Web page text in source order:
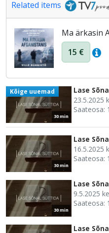
Related items
Ma ärkasin
15 €
30 min
Kõige uuemad Lase
23.5.2025
Saateosa:
30 min
Lase
16.5.2025
Saateosa:
30 min
Lase
9.5.2025
Saateosa:
Lase